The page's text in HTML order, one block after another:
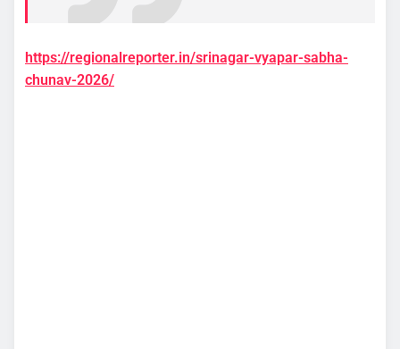
https://regionalreporter.in/srinagar-vyapar-sabha-
chunav-2026/